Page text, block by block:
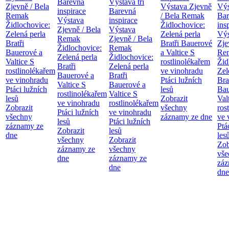
Zjevně / Bela
Remak
Židlochovice:
Zelená perla
Bratři
Bauerové a
Valtice S
rostlinolékařem
ve vinohradu
Ptáci lužních
lesů
Zobrazit
všechny
záznamy ze
dne
inspirace
Výstava
Zjevně / Bela
Remak
Židlochovice:
Zelená perla
Bratři
Bauerové a
Valtice S
rostlinolékařem
ve vinohradu
Ptáci lužních
lesů
Zobrazit
všechny
záznamy ze
dne
Barevná
inspirace
Výstava
Zjevně / Bela
Remak
Židlochovice:
Zelená perla
Bratři
Bauerové a
Valtice S
rostlinolékařem
ve vinohradu
Ptáci lužních
lesů
Zobrazit
všechny
záznamy ze
dne
Výstava Zjevně
/ Bela Remak
Židlochovice:
Zelená perla
Bratři Bauerové
a Valtice S
rostlinolékařem
ve vinohradu
Ptáci lužních
lesů
Zobrazit
všechny
záznamy ze dne ve
dne